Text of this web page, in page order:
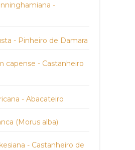
-
- Pinheiro de Damara
capense - Castanheiro
- Abacateiro
(Morus alba)
- Castanheiro de